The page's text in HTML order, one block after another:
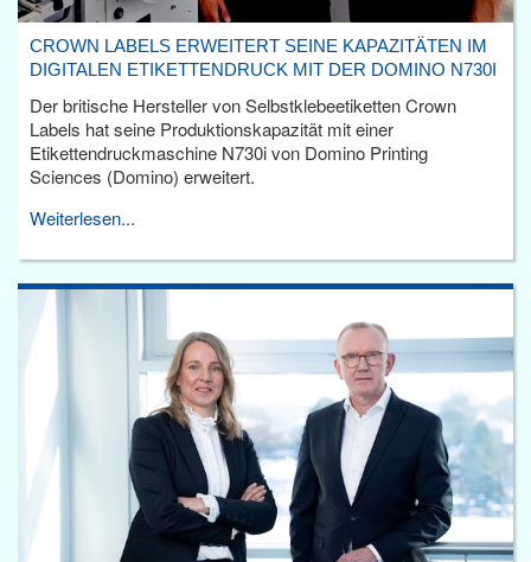
CROWN LABELS ERWEITERT SEINE KAPAZITÄTEN IM
DIGITALEN ETIKETTENDRUCK MIT DER DOMINO N730I
Der britische Hersteller von Selbstklebeetiketten Crown
Labels hat seine Produktionskapazität mit einer
Etikettendruckmaschine N730i von Domino Printing
Sciences (Domino) erweitert.
Weiterlesen...